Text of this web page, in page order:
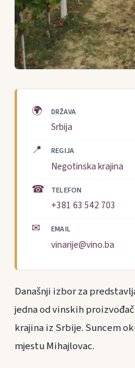
🌍 DRŽAVA
Srbija
📍 REGIJA
Negotinska krajina
☎ TELEFON
+381 63 542 703
✉ EMAIL
vinarije@vino.ba
Današnji izbor za
jedna od vinskih
krajina iz Srbije. Suncem
mjestu Mihajlovac.